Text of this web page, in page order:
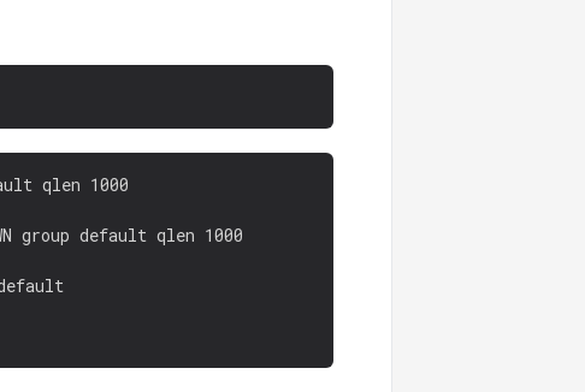
qlen 1000
group default qlen 1000
default